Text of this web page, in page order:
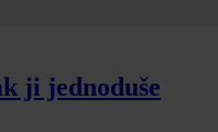
ji jednoduše